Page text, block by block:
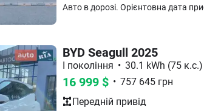
BYD Seagull 2025
I покоління • 30.1 kWh (75 к.с.)
16 999 $ • 757 645 грн
Передній привід